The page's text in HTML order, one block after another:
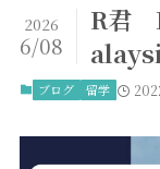
R君
2026
6/08
ブログ 留学